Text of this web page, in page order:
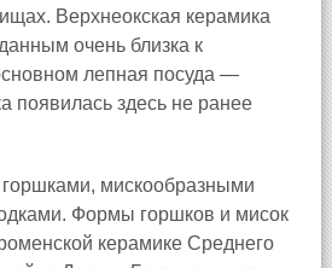
Верхнеокская керамика
очень близка к
лепная посуда —
появилась здесь не ранее
мискообразными
Формы горшков и мисок
керамике Среднего